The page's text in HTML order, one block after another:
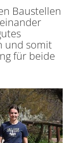
Baustellen
und somit
für beide